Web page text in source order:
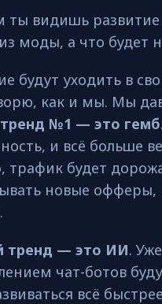
видишь
моды, а что будет
будут уходить в
как и мы. Мы
тренд №1 — это
и всё больше
трафик будет
новые офферы,
тренд — это ИИ.
чат-ботов
всё